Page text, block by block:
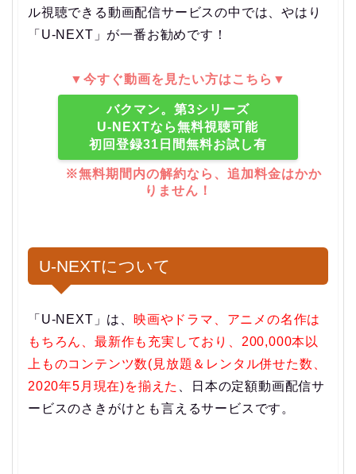
ル視聴できる動画配信サービスの中では、やはり
「U-NEXT」が一番お勧めです！
▼今すぐ動画を見たい方はこちら▼
バクマン。第3シリーズ
U-NEXTなら無料視聴可能
初回登録31日間無料お試し有
※無料期間内の解約なら、追加料金はかか
りません！
U-NEXTについて
「U-NEXT」は、 映画やドラマ、アニメの名作は
もちろん、最新作も充実しており、200,000本以
上ものコンテンツ数(見放題＆レンタル併せた数、
2020年5月現在)を揃えた
、日本の定額動画配信サ
ービスのさきがけとも言えるサービスです。